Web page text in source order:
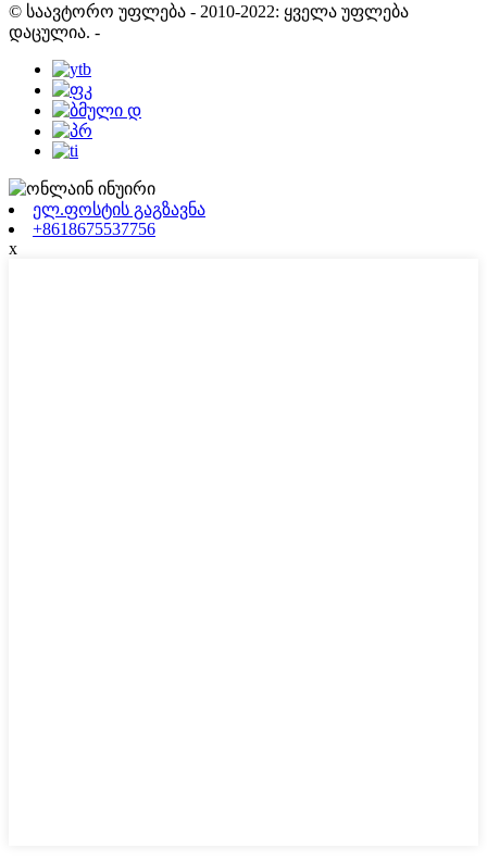
© საავტორო უფლება - 2010-2022: ყველა უფლება
დაცულია. -
ელ.ფოსტის გაგზავნა
+8618675537756
x